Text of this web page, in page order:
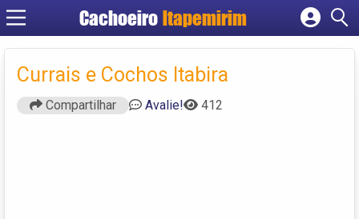
Cachoeiro Itapemirim
Cadastrar empresa
Criar conta
Currais e Cochos Itabira
Compartilhar Avalie! 412